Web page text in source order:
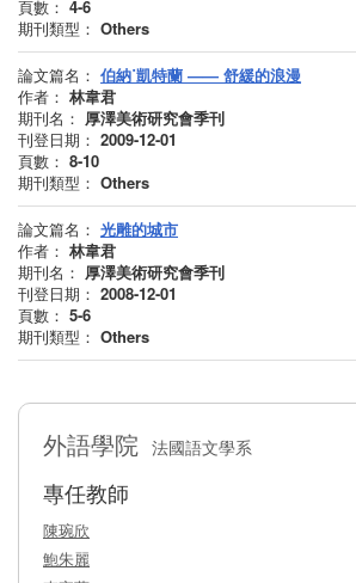
頁數： 4-6
期刊類型： Others
論文篇名： 伯納˙凱特蘭 —— 舒緩的浪漫
作者： 林韋君
期刊名： 厚澤美術研究會季刊
刊登日期： 2009-12-01
頁數： 8-10
期刊類型： Others
論文篇名： 光雕的城市
作者： 林韋君
期刊名： 厚澤美術研究會季刊
刊登日期： 2008-12-01
頁數： 5-6
期刊類型： Others
外語學院 法國語文學系
專任教師
陳琬欣
鮑朱麗